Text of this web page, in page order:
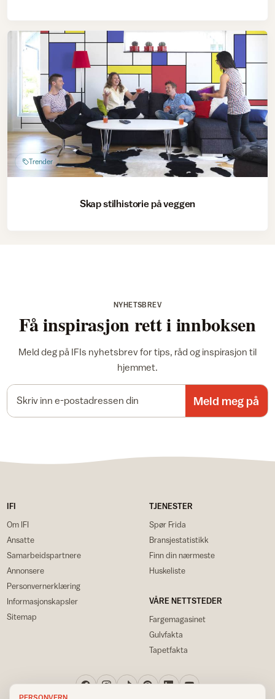
Trender
Skap stilhistorie på veggen
NYHETSBREV
Få inspirasjon rett i innboksen
Meld deg på IFIs nyhetsbrev for tips, råd og inspirasjon til
hjemmet.
Meld meg på
IFI
Om IFI
Ansatte
Samarbeidspartnere
Annonsere
Personvernerklæring
Informasjonskapsler
Sitemap
TJENESTER
Spør Frida
Bransjestatistikk
Finn din nærmeste
Huskeliste
VÅRE NETTSTEDER
Fargemagasinet
Gulvfakta
Tapetfakta